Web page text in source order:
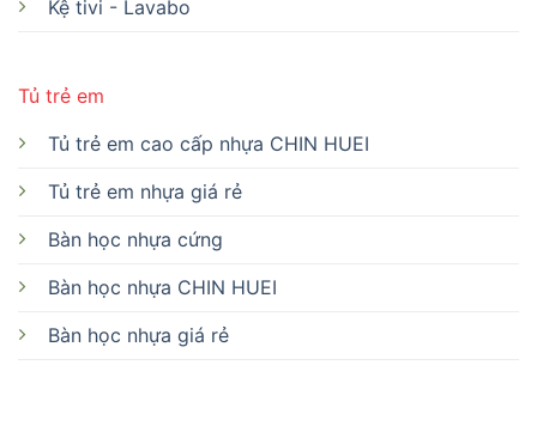
Kệ tivi - Lavabo
Tủ trẻ em
Tủ trẻ em cao cấp nhựa CHIN HUEI
Tủ trẻ em nhựa giá rẻ
Bàn học nhựa cứng
Bàn học nhựa CHIN HUEI
Bàn học nhựa giá rẻ